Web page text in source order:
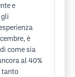
e
gli
è
come sia
al 40%
tanto